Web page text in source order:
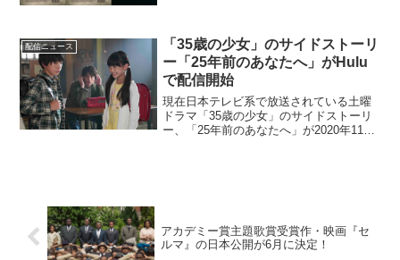
ャキ・ゴ...
配信ニュース
「35歳の少女」のサイドストーリ
ー「25年前のあなたへ」がHulu
で配信開始
現在日本テレビ系で放送されている土曜
ドラマ「35歳の少女」のサイドストーリ
ー、「25年前のあなたへ」が2020年11月
アカデミー賞主題歌賞受賞作・映画『セ
ルマ』の日本公開が6月に決定！